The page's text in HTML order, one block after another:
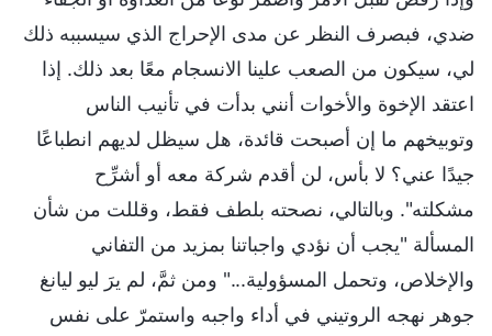
ضدي، فبصرف النظر عن مدى الإحراج الذي سيسببه ذلك
لي، سيكون من الصعب علينا الانسجام معًا بعد ذلك. إذا
اعتقد الإخوة والأخوات أنني بدأت في تأنيب الناس
وتوبيخهم ما إن أصبحت قائدة، هل سيظل لديهم انطباعًا
جيدًا عني؟ لا بأس، لن أقدم شركة معه أو أشرِّح
مشكلته". وبالتالي، نصحته بلطف فقط، وقللت من شأن
المسألة "يجب أن نؤدي واجباتنا بمزيد من التفاني
والإخلاص، وتحمل المسؤولية..." ومن ثمَّ، لم يرَ ليو ليانغ
جوهر نهجه الروتيني في أداء واجبه واستمرّ على نفس